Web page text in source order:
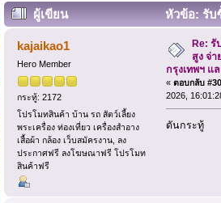
ผู้เขียน
หัวข้อ: รับ
ทั่วกรุงเทพฯ และปริมณฑล (อ่าน 472 ค
kajaikao1
Hero Member
กระทู้: 2172
โปรโมทสินค้า บ้าน รถ สัตว์เลี้ยง
พระเครื่อง ท่องเที่ยว เครื่องสำอาง
เสื้อผ้า กล้อง เว็บสมัครงาน, ลง
ประกาศฟรี ลงโฆษณาฟรี โปรโมท
สินค้าฟรี
Re: รั
สูง จ่
กรุงเทพฯ
« ตอบกลับ
2026,
ดันกระทู้